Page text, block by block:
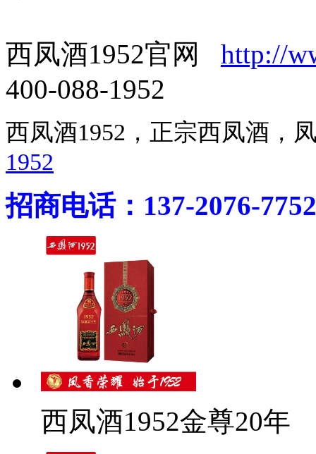
西凤酒1952官网 http://
400-088-1952
西凤酒1952，正宗西凤酒
1952
招商电话：137-2076-7752
西凤酒1952金尊20年